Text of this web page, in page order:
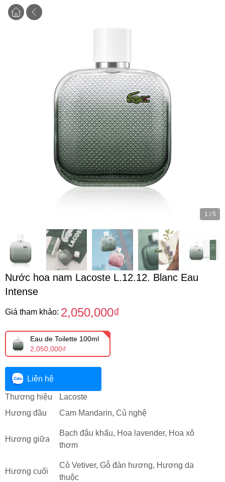
1 / 5
Nước hoa nam Lacoste L.12.12. Blanc Eau
Intense
Giá tham khảo: 2,050,000₫
Eau de Toilette 100ml
2,050,000₫
Liên hệ
Thương hiệu
Lacoste
Hương đầu
Cam Mandarin, Củ nghệ
Hương giữa
Bạch đậu khấu, Hoa lavender, Hoa xô
thơm
Hương cuối
Cỏ Vetiver, Gỗ đàn hương, Hương da
thuộc